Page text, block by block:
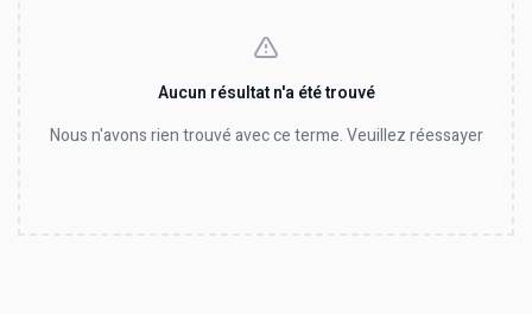
Aucun résultat n'a été trouvé
Nous n'avons rien trouvé avec ce terme. Veuillez réessayer